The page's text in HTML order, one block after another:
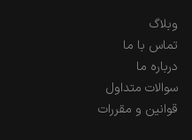
وبلاگ
تماس با ما
درباره ما
سوالات متداول
قوانین و مقررات